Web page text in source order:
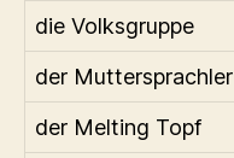
die Volksgruppe
der Muttersprachler
der Melting Topf